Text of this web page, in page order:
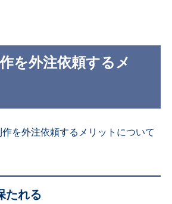
を外注依頼するメ
を外注依頼するメリットについて
たれる